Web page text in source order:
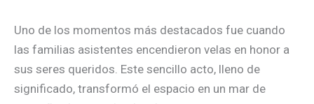
Uno de los momentos más destacados fue cuando
las familias asistentes encendieron velas en honor a
sus seres queridos. Este sencillo acto, lleno de
significado, transformó el espacio en un mar de